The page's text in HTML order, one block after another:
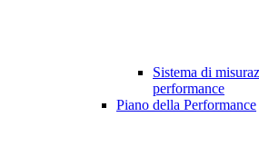
Sistema di
performance
Piano della Performance